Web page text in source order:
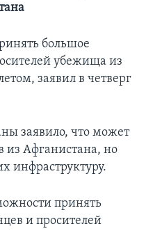
большое
убежища из
заявил в четверг
заявило, что может
из Афганистана, но
инфраструктуру.
принять
и просителей